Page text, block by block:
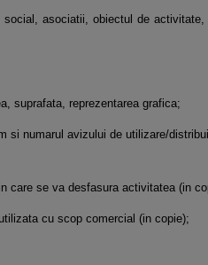
asociatii, obiectul de
suprafata, reprezentarea grafica;
numarul avizului de utilizare/
care se va desfasura activitatea (in
cu scop comercial (in copie);